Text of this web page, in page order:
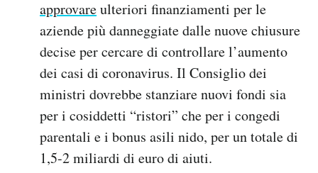
approvareulteriori finanziamenti per le
aziende più danneggiate dalle nuove chiusure
decise per cercare di controllare l’aumento
dei casi di coronavirus. Il Consiglio dei
ministri dovrebbe stanziare nuovi fondi sia
per i cosiddetti “ristori” che per i congedi
parentali e i bonus asili nido, per un totale di
1,5-2 miliardi di euro di aiuti.